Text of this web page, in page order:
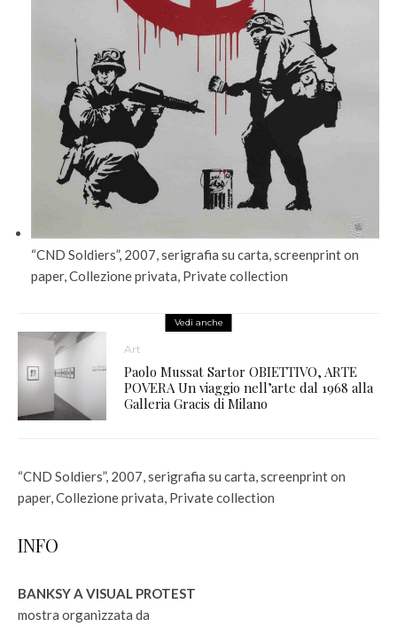
“CND Soldiers”, 2007, serigrafia su carta, screenprint on
paper, Collezione privata, Private collection
Vedi anche
Art
Paolo Mussat Sartor OBIETTIVO, ARTE
POVERA Un viaggio nell’arte dal 1968 alla
Galleria Gracis di Milano
“CND Soldiers”, 2007, serigrafia su carta, screenprint on
paper, Collezione privata, Private collection
INFO
BANKSY A VISUAL PROTEST
mostra organizzata da